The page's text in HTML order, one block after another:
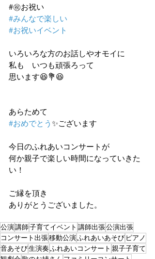
#㊗️お祝い
#みんなで楽しい
#お祝いイベント
いろいろな方のお話しやオモイに
私も　いつも頑張ろって
思います😆💐😆
あらためて
#おめでとう ✨ございます
今日のふれあいコンサートが
何か親子で楽しい時間になっていきた
い！
ご縁を頂き
ありがとうございました。
公演講師子育てイベント 講師出張公演出張
コンサート出張移動公演ふれあいあそび ピアノ
音あそび生演奏ふれあいコンサート 親子子育て